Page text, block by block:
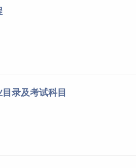
的角色与能
录及考试科目